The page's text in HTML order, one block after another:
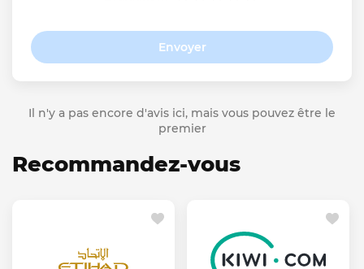
Envoyer
Il n'y a pas encore d'avis ici, mais vous pouvez être le
premier
Recommandez-vous